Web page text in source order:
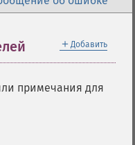
＋ Добавить
примечания для